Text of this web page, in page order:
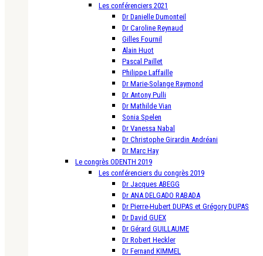
Les conférenciers 2021
Dr Danielle Dumonteil
Dr Caroline Reynaud
Gilles Fournil
Alain Huot
Pascal Paillet
Philippe Laffaille
Dr Marie-Solange Raymond
Dr Antony Pulli
Dr Mathilde Vian
Sonia Spelen
Dr Vanessa Nabal
Dr Christophe Girardin Andréani
Dr Marc Hay
Le congrès ODENTH 2019
Les conférenciers du congrès 2019
Dr Jacques ABEGG
Dr ANA DELGADO RABADA
Dr Pierre-Hubert DUPAS et Grégory DUPAS
Dr David GUEX
Dr Gérard GUILLAUME
Dr Robert Heckler
Dr Fernand KIMMEL